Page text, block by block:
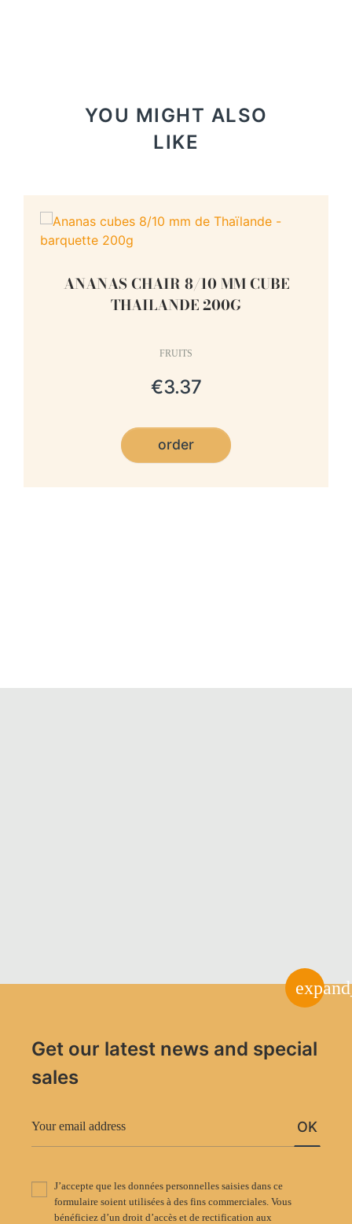
YOU MIGHT ALSO
LIKE
ANANAS CHAIR 8/10 MM CUBE
THAILANDE 200G
FRUITS
€3.37
order
Get our latest news and special
sales
OK
J’accepte que les données personnelles saisies dans ce
formulaire soient utilisées à des fins commerciales. Vous
bénéficiez d’un droit d’accès et de rectification aux